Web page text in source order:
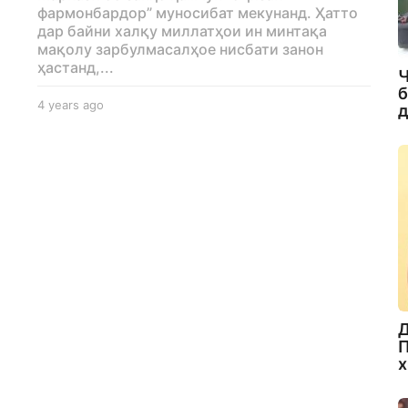
фармонбардор” муносибат мекунанд. Ҳатто
дар байни халқу миллатҳои ин минтақа
мақолу зарбулмасалҳое нисбати занон
ҳастанд,...
4 years ago